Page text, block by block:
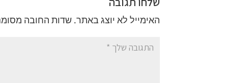
האימייל לא יוצג באתר. שדות החובה